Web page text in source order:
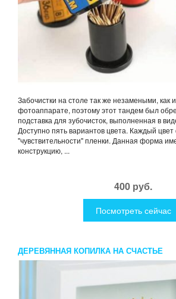
Забочистки на столе так же незамеными, как
фотоаппарате, поэтому этот тандем был
подставка для зубочисток, выполненная в
Доступно пять вариантов цвета. Каждый цвет
"чувствительности" пленки. Данная форма
конструкцию, ...
400 руб.
Посмотреть сейчас
ДЕРЕВЯННАЯ КОПИЛКА НА СЧАСТЬЕ